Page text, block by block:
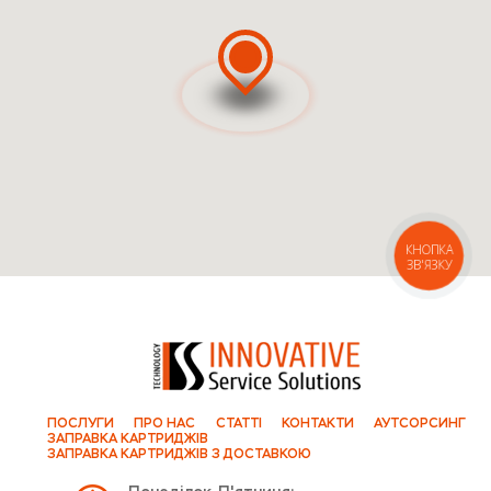
ПОСЛУГИ ПРО НАС СТАТТІ КОНТАКТИ
АУТСОРСИНГ
ЗАПРАВКА КАРТРИДЖІВ
ЗАПРАВКА КАРТРИДЖІВ З ДОСТАВКОЮ
КНОПКА
ЗВ'ЯЗКУ